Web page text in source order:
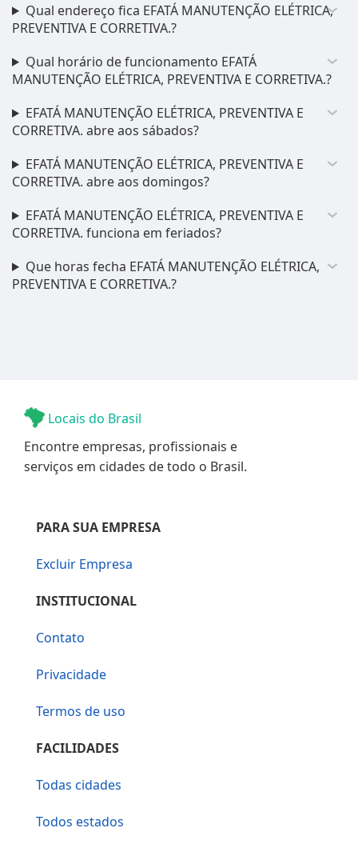
Qual endereço fica EFATÁ MANUTENÇÃO ELÉTRICA,
PREVENTIVA E CORRETIVA.?
Qual horário de funcionamento EFATÁ
MANUTENÇÃO ELÉTRICA, PREVENTIVA E CORRETIVA.?
EFATÁ MANUTENÇÃO ELÉTRICA, PREVENTIVA E
CORRETIVA. abre aos sábados?
EFATÁ MANUTENÇÃO ELÉTRICA, PREVENTIVA E
CORRETIVA. abre aos domingos?
EFATÁ MANUTENÇÃO ELÉTRICA, PREVENTIVA E
CORRETIVA. funciona em feriados?
Que horas fecha EFATÁ MANUTENÇÃO ELÉTRICA,
PREVENTIVA E CORRETIVA.?
Locais do Brasil
Encontre empresas, profissionais e
serviços em cidades de todo o Brasil.
PARA SUA EMPRESA
Excluir Empresa
INSTITUCIONAL
Contato
Privacidade
Termos de uso
FACILIDADES
Todas cidades
Todos estados